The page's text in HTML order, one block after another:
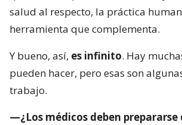
salud al respecto, la práctica
herramienta que complementa.
Y bueno, así, es infinito. Hay
pueden hacer, pero esas son
trabajo.
—¿Los médicos deben prepararse